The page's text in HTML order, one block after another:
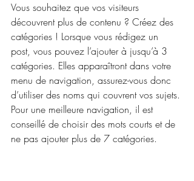
Vous souhaitez que vos visiteurs
découvrent plus de contenu ? Créez des
catégories ! Lorsque vous rédigez un
post, vous pouvez l’ajouter à jusqu’à 3
catégories. Elles apparaîtront dans votre
menu de navigation, assurez-vous donc
d’utiliser des noms qui couvrent vos sujets.
Pour une meilleure navigation, il est
conseillé de choisir des mots courts et de
ne pas ajouter plus de 7 catégories.